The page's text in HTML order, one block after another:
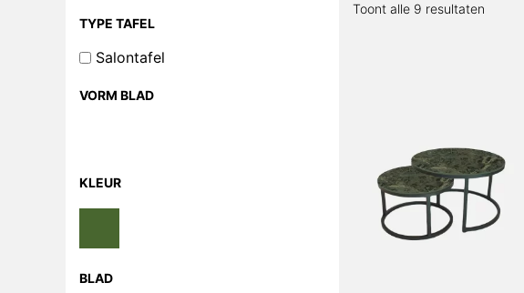
Toont alle 9 resultaten
TYPE TAFEL
Salontafel
VORM BLAD
KLEUR
BLAD